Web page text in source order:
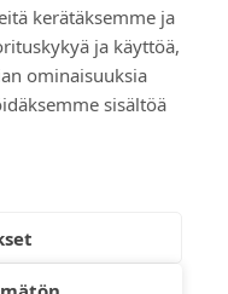
markkinakaupan
kerätäksemme ja
ja käyttöä,
ominaisuuksia
sisältöä